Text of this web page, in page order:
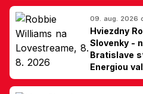
09. aug. 2026
Hviezdny
Slovenky -
Bratislave
Energiou
Ellis-Bextor